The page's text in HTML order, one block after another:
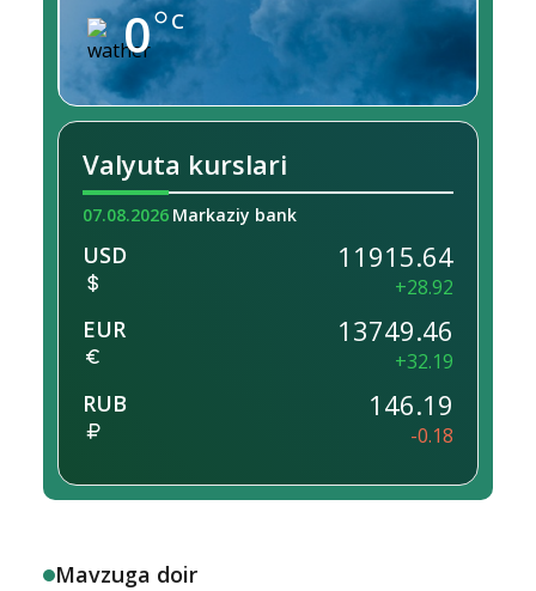
0 C
Valyuta kurslari
07.08.2026 Markaziy bank
USD 11915.64
+28.92
EUR 13749.46
+32.19
RUB 146.19
-0.18
Mavzuga doir